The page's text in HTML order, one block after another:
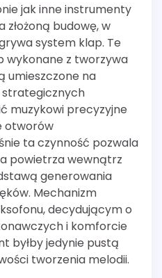
jak inne instrumenty
budowę, w
system klap. Te
wykonane z tworzywa
umieszczone na
strategicznych
muzykowi precyzyjne
otworów
ta czynność pozwala
powietrza wewnątrz
generowania
Mechanizm
decydującym o
i komforcie
byłby jedynie pustą
tworzenia melodii.